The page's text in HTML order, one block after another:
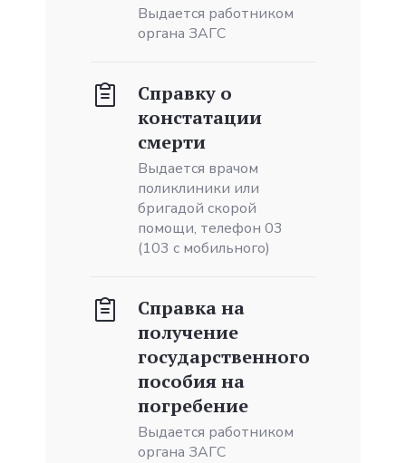
Выдается работником
органа ЗАГС
Справку o
констатации
смерти
Выдается врачом
поликлиники или
бригадой скорой
помощи, телефон 03
(103 с мобильного)
Справка на
получение
государственного
пособия на
погребение
Выдается работником
органа ЗАГС